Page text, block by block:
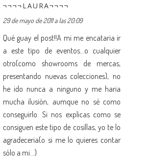
¬¬¬¬LAURA¬¬¬¬
29 de mayo de 2011 a las 20:09
Qué guay el post!!A mi me encataria ir
a este tipo de eventos...o cualquier
otro(como showrooms de mercas,
presentando nuevas colecciones), no
he ido nunca a ninguno y me haria
mucha ilusión, aumque no sé como
conseguirlo. Si nos explicas como se
consiguen este tipo de cosillas, yo te lo
agradeceria(o si me lo quieres contar
sólo a mi...)